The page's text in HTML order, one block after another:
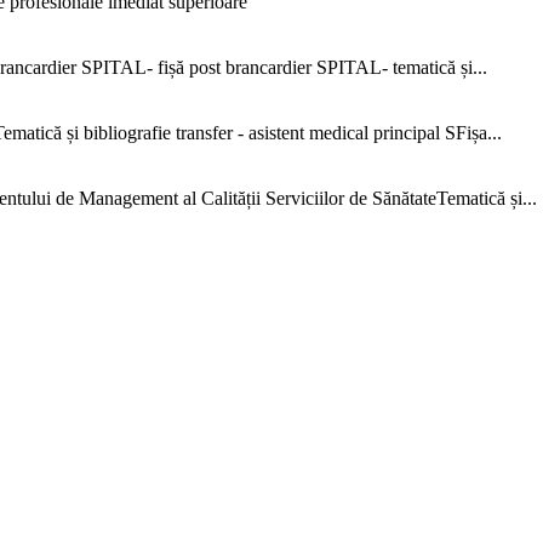
SPITAL- fișă post brancardier SPITAL- tematică și...
și bibliografie transfer - asistent medical principal SFișa...
de Management al Calității Serviciilor de SănătateTematică și...